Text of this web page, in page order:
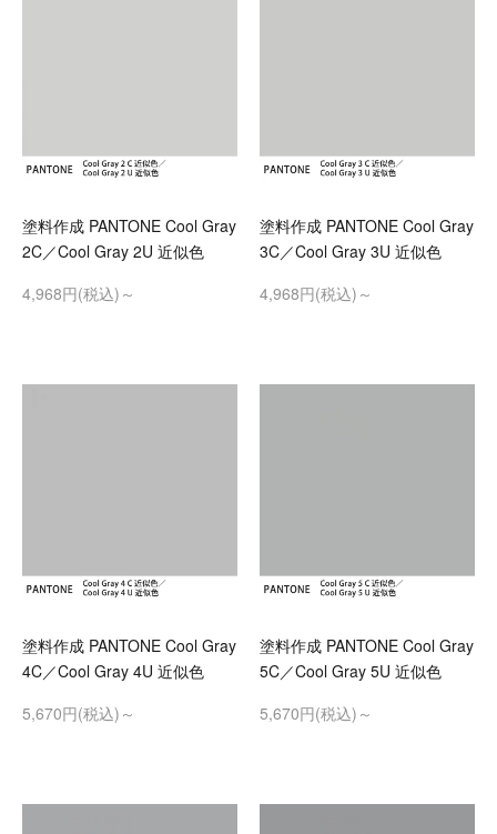
塗料作成 PANTONE Cool Gray
2C／Cool Gray 2U 近似色
4,968円(税込)～
塗料作成 PANTONE Cool Gray
3C／Cool Gray 3U 近似色
4,968円(税込)～
塗料作成 PANTONE Cool Gray
4C／Cool Gray 4U 近似色
5,670円(税込)～
塗料作成 PANTONE Cool Gray
5C／Cool Gray 5U 近似色
5,670円(税込)～